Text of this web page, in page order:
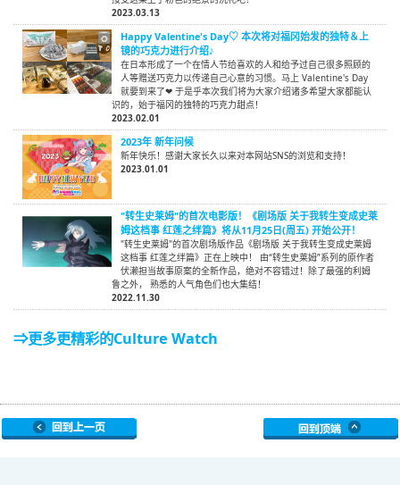
2023.03.13
Happy Valentine's Day♡ 本次将对福冈始发的独特＆上
镜的巧克力进行介绍♪
在日本形成了一个在情人节给喜欢的人和给予过自己很多照顾的
人等赠送巧克力以传递自己心意的习惯。马上 Valentine's Day
就要到来了❤ 于是乎本次我们将为大家介绍诸多希望大家都能认
识的，始于福冈的独特的巧克力甜点！
2023.02.01
2023年 新年问候
新年快乐！感谢大家长久以来对本网站SNS的浏览和支持！
2023.01.01
"转生史莱姆"的首次电影版！《剧场版 关于我转生变成史莱
姆这档事 红莲之绊篇》将从11月25日(周五) 开始公开！
"转生史莱姆"的首次剧场版作品《剧场版 关于我转生变成史莱姆
这档事 红莲之绊篇》正在上映中！ 由“转生史莱姆”系列的原作者
伏濑担当故事原案的全新作品，绝对不容错过！除了最强的利姆
鲁之外， 熟悉的人气角色们也大集结！
2022.11.30
⇒更多更精彩的Culture Watch